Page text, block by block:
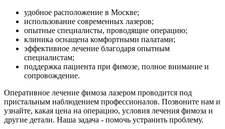
удобное расположение в Москве;
использование современных лазеров;
опытные специалисты, проводящие операцию;
клиника оснащена комфортными палатами;
эффективное лечение благодаря опытным
специалистам;
поддержка пациента при фимозе, полное внимание и
сопровождение.
Оперативное лечение фимоза лазером проводится под
пристальным наблюдением профессионалов. Позвоните нам и
узнайте, какая цена на операцию, условия лечения фимоза и
другие детали. Наша задача - помочь устранить проблему.